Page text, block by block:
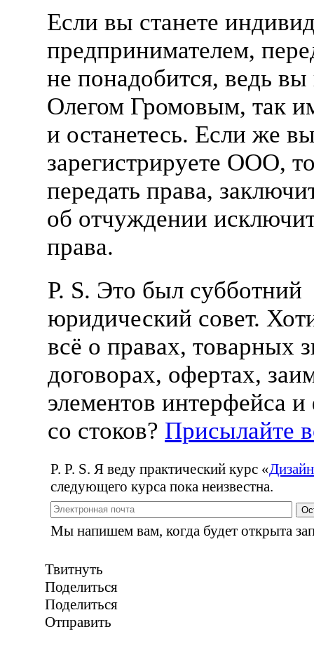
Если вы станете
предпринимателем,
не понадобится, ведь
Олегом Громовым, так
и останетесь. Если же
зарегистрируете ООО,
передать права,
об отчуждении
права.
P. S. Это был субботний
юридический совет.
всё о правах, товарных
договорах, офертах,
элементов интерфейса
со стоков? Присылайте
P. P. S. Я веду практический курс «
следующего курса пока неизвестна.
Мы напишем вам, когда будет открыта
Твитнуть
Поделиться
Поделиться
Отправить